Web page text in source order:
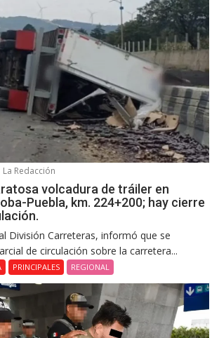
La Redacción
volcadura de tráiler en
Puebla, km. 224+200; hay cierre
División Carreteras, informó que se
de circulación sobre la carretera...
PRINCIPALES REGIONAL